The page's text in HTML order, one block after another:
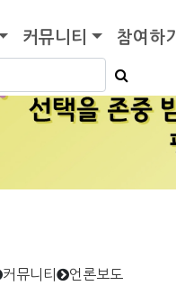
커뮤니티 참여하기
커뮤니티 언론보도